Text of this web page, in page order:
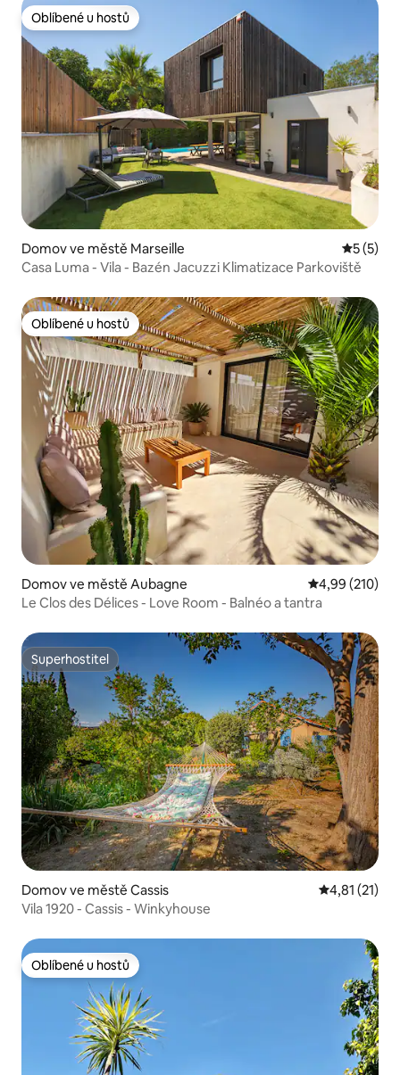
Oblíbené u hostů
Oblíbené u hostů
Domov ve městě Marseille
5 (5)
Casa Luma - Vila - Bazén Jacuzzi Klimatizace Parkoviště
Oblíbené u hostů
Oblíbené u hostů
Domov ve městě Aubagne Průměrné
4,99 (210)
Le Clos des Délices - Love Room - Balnéo a tantra
Superhostitel
Superhostitel
Domov ve městě Cassis Průměrné
4,81 (21)
Vila 1920 - Cassis - Winkyhouse
Oblíbené u hostů
Oblíbené u hostů